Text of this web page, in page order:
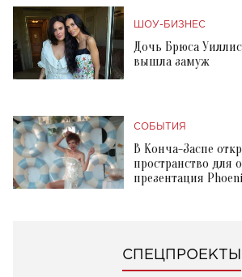
ШОУ-БИЗНЕС
Дочь Брюса
вышла замуж
СОБЫТИЯ
В Конча-Заспе
пространство для
презентация
СПЕЦПРОЕКТЫ